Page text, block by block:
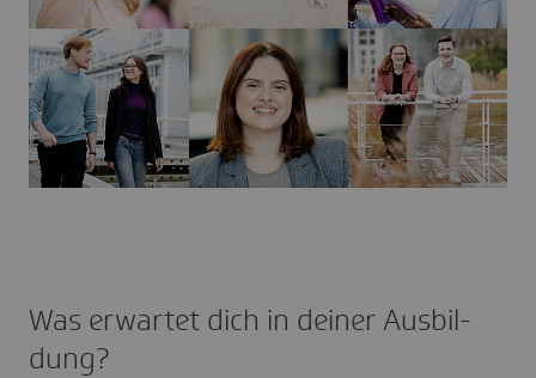
Was erwartet dich in deiner Ausbil­
dung?